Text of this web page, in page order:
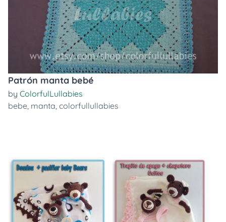
Patrón manta bebé
by ColorfulLullabies
bebe, manta, colorfullullabies